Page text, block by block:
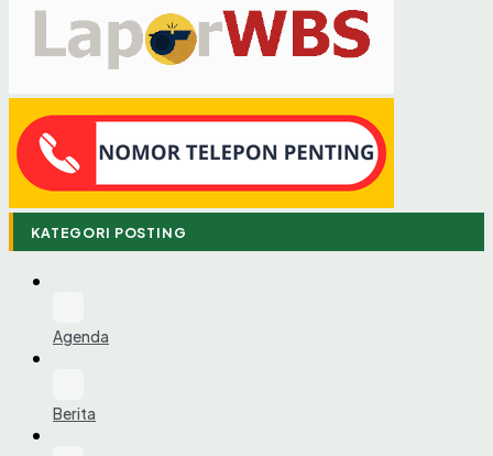
KATEGORI POSTING
Agenda
Berita